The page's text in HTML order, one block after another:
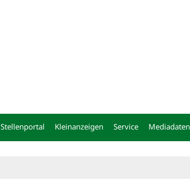
Stellenportal Kleinanzeigen Service Mediadaten